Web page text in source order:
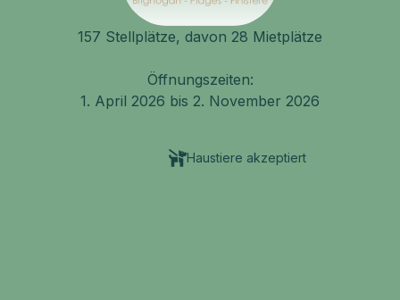
157 Stellplätze, davon 28 Mietplätze
Öffnungszeiten:
1. April 2026 bis 2. November 2026
Haustiere akzeptiert